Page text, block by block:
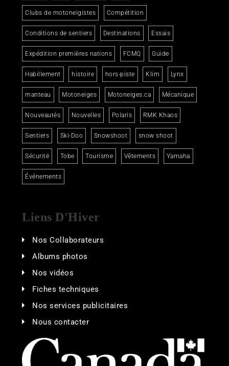
Clubs de motoneigistes Compétition
Conditions de sentiers Destinations Essais
Expédition premières nations FCMQ Guide
Habillement histoire hors-piste Klim Lynx
manteau Motoneiges Motoneiges.ca Mécanique
Nouveautés Nouvelles Polaris RMK Khaos
Sentiers Ski-Doo Snowshoot snow shoot
Sécurité Tobe Tourisme Vêtements Yamaha
Événements
Liens D'Hiver
Nos Collaborateurs
Albums photos
Nos vidéos
Fiches techniques
Nos services publicitaires
Nous contacter